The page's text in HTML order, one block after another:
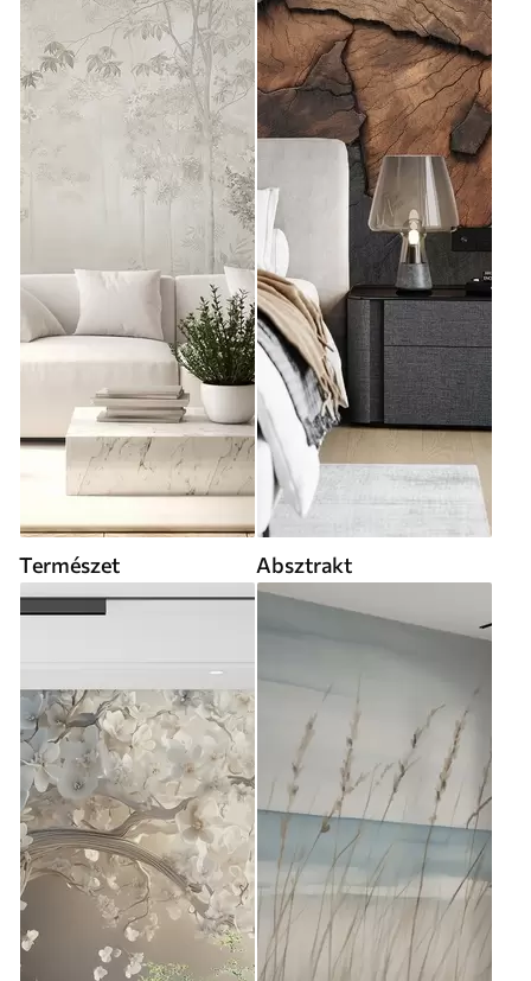
Természet Absztrakt